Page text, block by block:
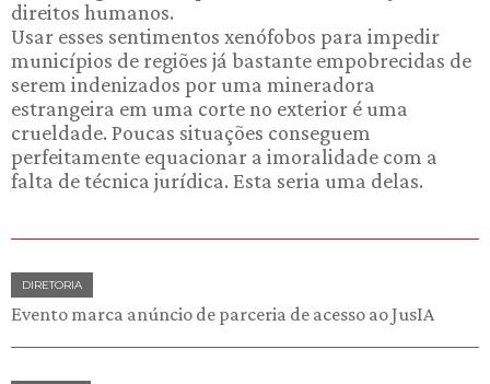
direitos humanos.
Usar esses sentimentos xenófobos para impedir
municípios de regiões já bastante empobrecidas de
serem indenizados por uma mineradora
estrangeira em uma corte no exterior é uma
crueldade. Poucas situações conseguem
perfeitamente equacionar a imoralidade com a
falta de técnica jurídica. Esta seria uma delas.
DIRETORIA
Evento marca anúncio de parceria de acesso ao JusIA